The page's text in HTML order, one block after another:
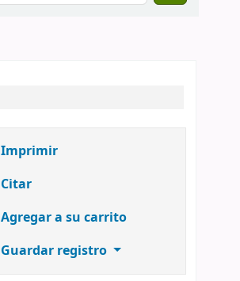
Imprimir
Citar
Agregar a su carrito
Guardar registro